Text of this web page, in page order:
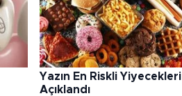
Yazın En Riskli Yiyecekleri
Açıklandı